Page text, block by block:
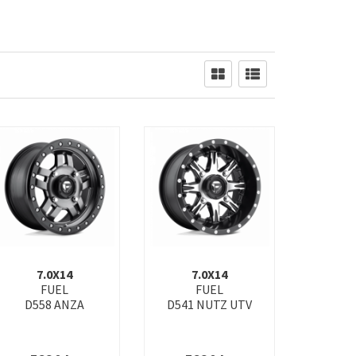
D697 KICKER
COVERT D721 IGNITE
D760 CLASH D761 CLASH
D775 TYPHOON D777 RUNNER UTV
D786 UNIT D787 ASSAULT
D822 ARC UTV D823 FLAME
7.0X14
FUEL
D558 ANZA
7.0X14
FUEL
D541 NUTZ UTV